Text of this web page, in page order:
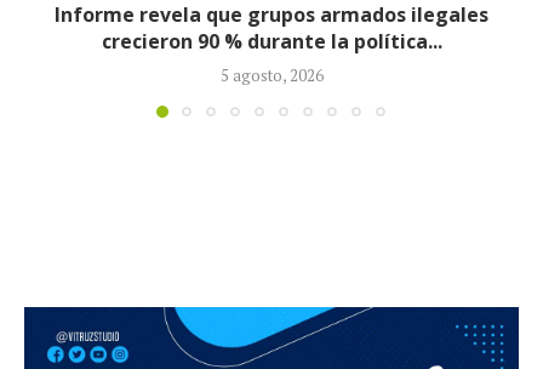
Consejo de Estado suspende de manera
provisional designación de Salvatore Mancuso
como...
4 agosto, 2026